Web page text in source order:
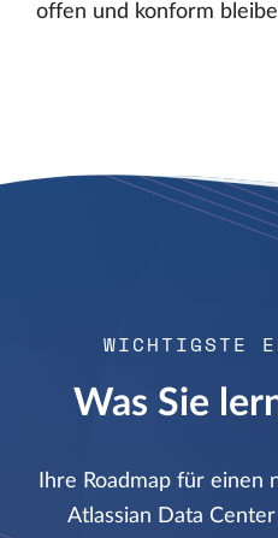
offen und konform
WICHTIGSTE
Was Sie
Ihre Roadmap für einen
Atlassian Data